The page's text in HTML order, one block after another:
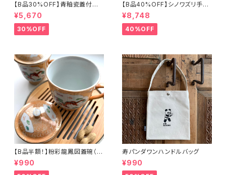
【B品30%OFF】青釉瓷蓋付盒
（蓮の実）
¥5,670
30%OFF
【B品40%OFF】シノワズリ手提
げ三段重「バタフライ」
¥8,748
40%OFF
【B品半額！】粉彩龍鳳図蓋碗（8
0年代景徳鎮デッドストック）
¥990
寿パンダワンハンドルバッグ
¥990